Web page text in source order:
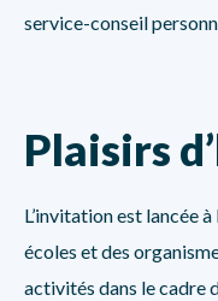
service-conseil
Plaisirs
L’invitation est lancée
écoles et des
activités dans le cadre